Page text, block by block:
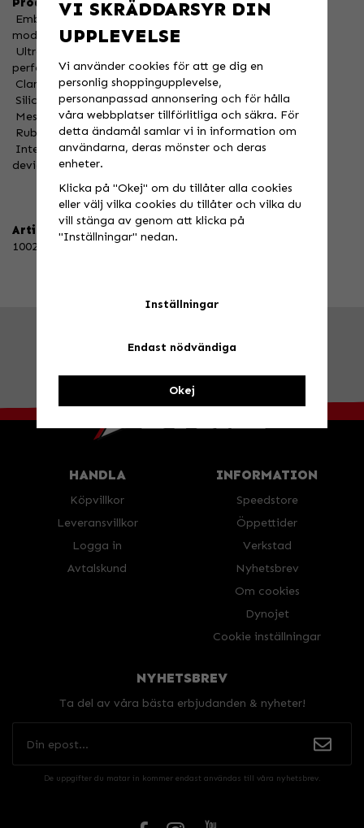
 Embossed back panel cuff for simplistic comfort and
modern look
 Ultra lightweight 4-way stretch woven with laser
perforations for breathability
 Clarino single-layer palm with perforations on fingers
 Silicone print on palm and fingers for added grip
 Mesh finger gussets for increased air flow
 Rubber printed logos on top of hand
 Integrated tech thread keeps you connected with your
devices
Artikelnummer:
10023-00001
Tel. 026-270030 /
info@speedstore.nu
HANDLA
Köpvillkor
Leveransvillkor
Logga in
Avtalskund
INFORMATION
Speedstore
Öppettider
Verkstad
Nyhetsbrev
Om cookies
Dynojet
Cookie inställningar
NYHETSBREV
Ta del av våra bästa erbjudanden & nyheter!
De uppgifter du matar in kommer endast användas till våra nyhetsbrev.
VI SKRÄDDARSYR DIN
UPPLEVELSE
Vi använder cookies för att ge dig en
personlig shoppingupplevelse,
personanpassad annonsering och för hålla
våra webbplatser tillförlitliga och säkra. För
detta ändamål samlar vi in information om
användarna, deras mönster och deras
enheter.
Klicka på "Okej" om du tillåter alla cookies
eller välj vilka cookies du tillåter och vilka du
vill stänga av genom att klicka på
"Inställningar" nedan.
Inställningar
Endast nödvändiga
Okej